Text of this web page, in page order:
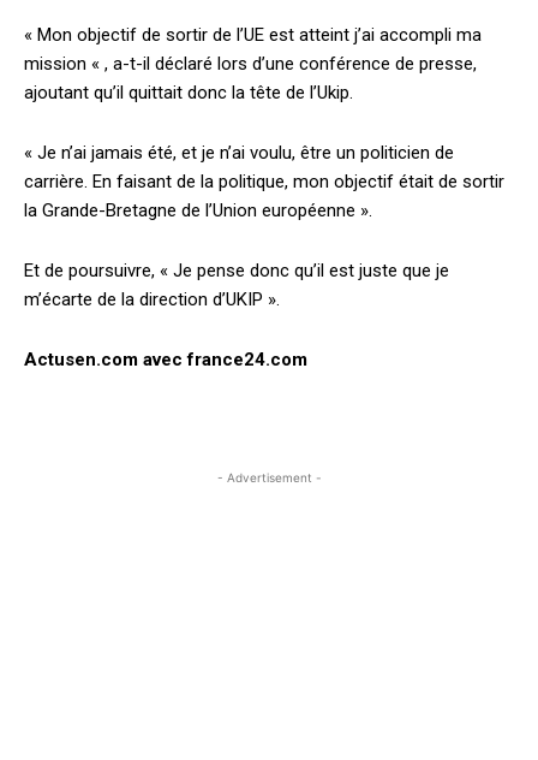
« Mon objectif de sortir de l’UE est atteint j’ai accompli ma
mission « , a-t-il déclaré lors d’une conférence de presse,
ajoutant qu’il quittait donc la tête de l’Ukip.
« Je n’ai jamais été, et je n’ai voulu, être un politicien de
carrière. En faisant de la politique, mon objectif était de sortir
la Grande-Bretagne de l’Union européenne ».
Et de poursuivre, « Je pense donc qu’il est juste que je
m’écarte de la direction d’UKIP ».
Actusen.com avec france24.com
- Advertisement -